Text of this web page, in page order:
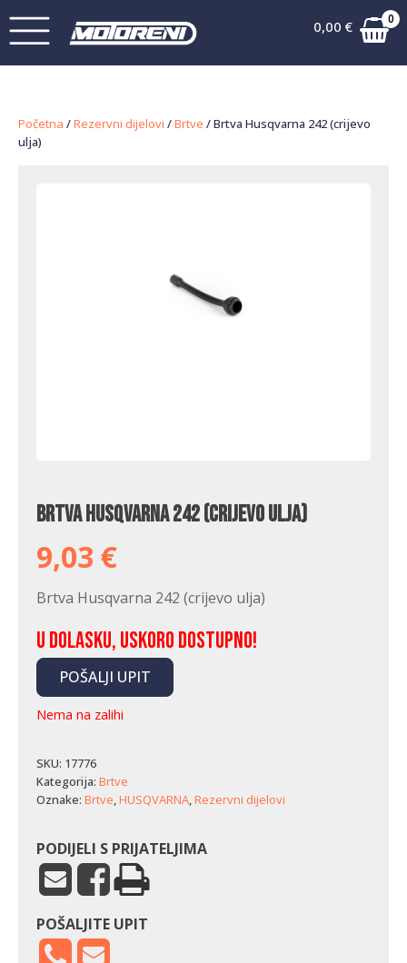
0,00 € 0
Početna /Rezervni dijelovi /Brtve / Brtva Husqvarna 242 (crijevo
ulja)
Brtva Husqvarna 242 (crijevo ulja)
9,03 €
Brtva Husqvarna 242 (crijevo ulja)
U dolasku, uskoro dostupno!
POŠALJI UPIT
Nema na zalihi
SKU: 17776
Kategorija: Brtve
Oznake: Brtve,HUSQVARNA,Rezervni dijelovi
PODIJELI S PRIJATELJIMA
POŠALJITE UPIT